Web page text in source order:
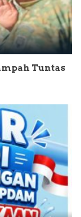
Tuntas